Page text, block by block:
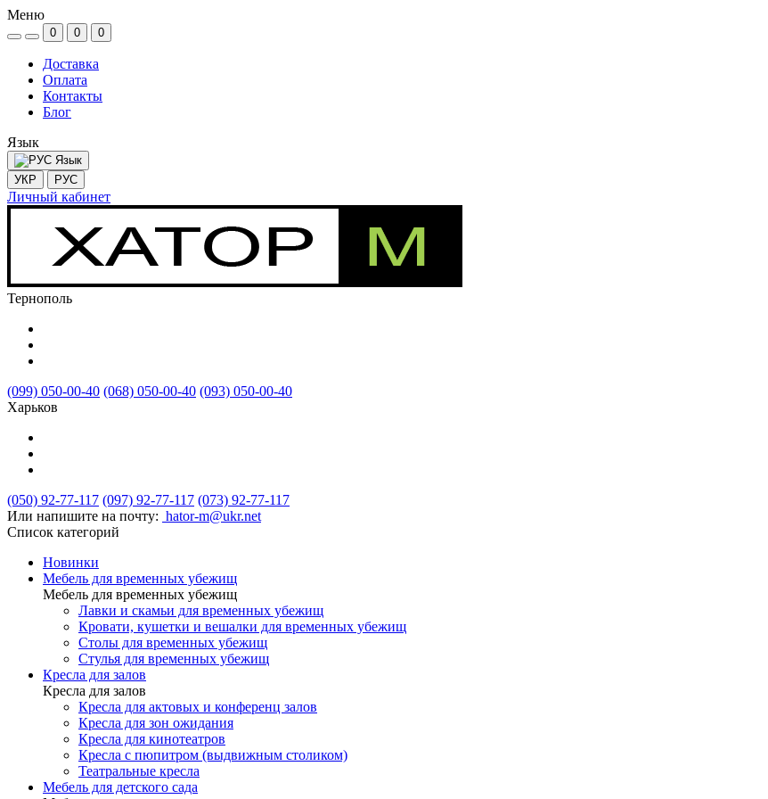
Меню
0 0 0
Доставка
Оплата
Контакты
Блог
Язык
Язык
УКР
РУС
Личный кабинет
Тернополь
(099) 050-00-40 (068) 050-00-40 (093) 050-00-40
Харьков
(050) 92-77-117 (097) 92-77-117 (073) 92-77-117
Или напишите на почту: hator-m@ukr.net
Список категорий
Новинки
Мебель для временных убежищ
Мебель для временных убежищ
Лавки и скамьи для временных убежищ
Кровати, кушетки и вешалки для временных убежищ
Столы для временных убежищ
Стулья для временных убежищ
Кресла для залов
Кресла для залов
Кресла для актовых и конференц залов
Кресла для зон ожидания
Кресла для кинотеатров
Кресла с пюпитром (выдвижным столиком)
Театральные кресла
Мебель для детского сада